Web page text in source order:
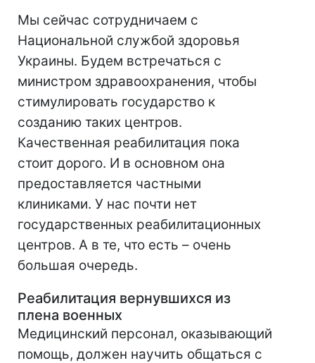
Мы сейчас сотрудничаем с
Национальной службой здоровья
Украины. Будем встречаться с
министром здравоохранения, чтобы
стимулировать государство к
созданию таких центров.
Качественная реабилитация пока
стоит дорого. И в основном она
предоставляется частными
клиниками. У нас почти нет
государственных реабилитационных
центров. А в те, что есть – очень
большая очередь.
Реабилитация вернувшихся из
плена военных
Медицинский персонал, оказывающий
помощь, должен научить общаться с